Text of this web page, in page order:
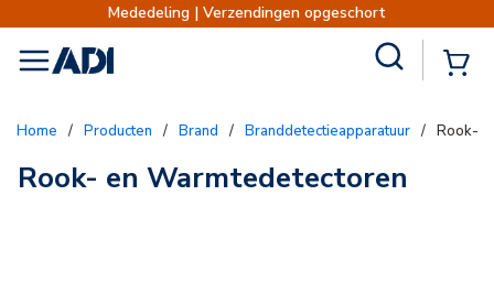
Mededeling | Verzendingen opgeschort
menu
Home / Producten / Brand / Branddetectieapparatuur / Rook-
Rook- en Warmtedetectoren